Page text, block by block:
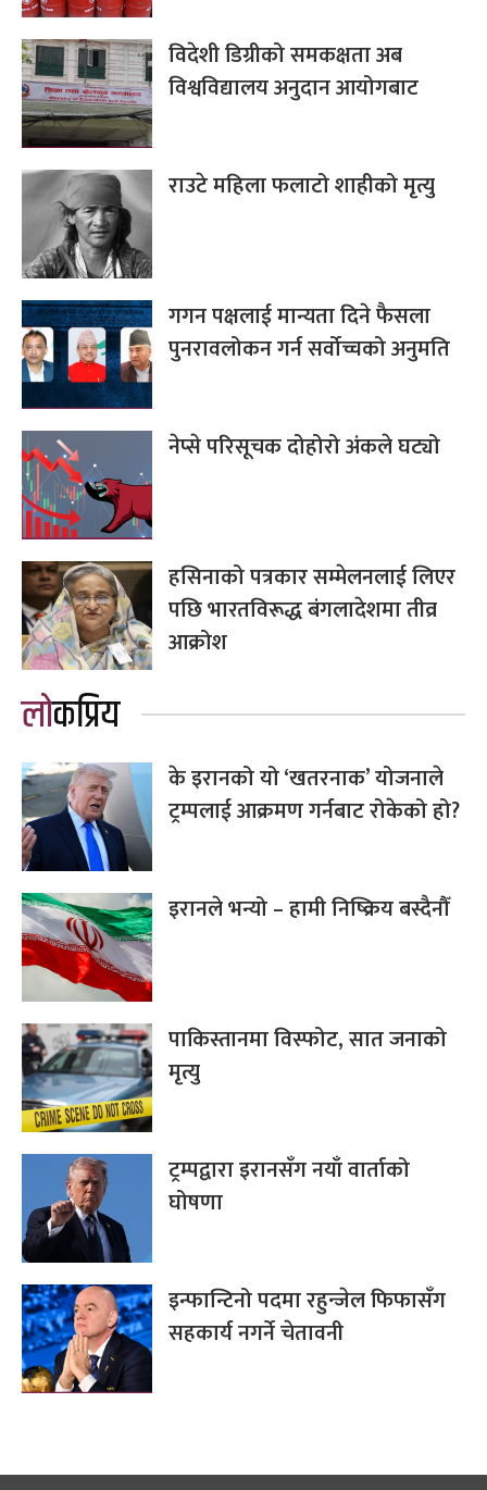
विदेशी डिग्रीको समकक्षता अब
विश्वविद्यालय अनुदान आयोगबाट
राउटे महिला फलाटो शाहीको मृत्यु
गगन पक्षलाई मान्यता दिने फैसला
पुनरावलोकन गर्न सर्वोच्चको अनुमति
नेप्से परिसूचक दोहोरो अंकले घट्यो
हसिनाको पत्रकार सम्मेलनलाई लिएर
पछि भारतविरूद्ध बंगलादेशमा तीव्र
आक्रोश
लोकप्रिय
के इरानको यो ‘खतरनाक’ योजनाले
ट्रम्पलाई आक्रमण गर्नबाट रोकेको हो?
इरानले भन्यो – हामी निष्क्रिय बस्दैनौँ
पाकिस्तानमा विस्फोट, सात जनाको
मृत्यु
ट्रम्पद्वारा इरानसँग नयाँ वार्ताको
घोषणा
इन्फान्टिनो पदमा रहुन्जेल फिफासँग
सहकार्य नगर्ने चेतावनी